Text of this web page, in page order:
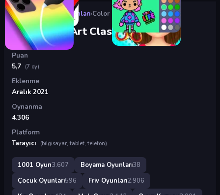
Oyunlar Boyama Oyunları›Color Pixel Art Classic
Color Pixel Art Classic
Puan
5,7 (7 oy)
Eklenme
Aralık 2021
Oynanma
4.306
Platform
Tarayıcı
(bilgisayar, tablet, telefon)
1001 Oyun3.607 Boyama Oyunları38
Çocuk Oyunları596 Friv Oyunları2.906